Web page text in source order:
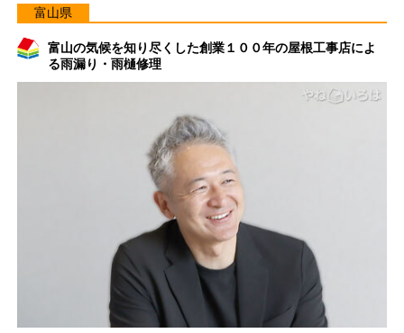
富山県
富山の気候を知り尽くした創業１００年の屋根工事店によ
る雨漏り・雨樋修理